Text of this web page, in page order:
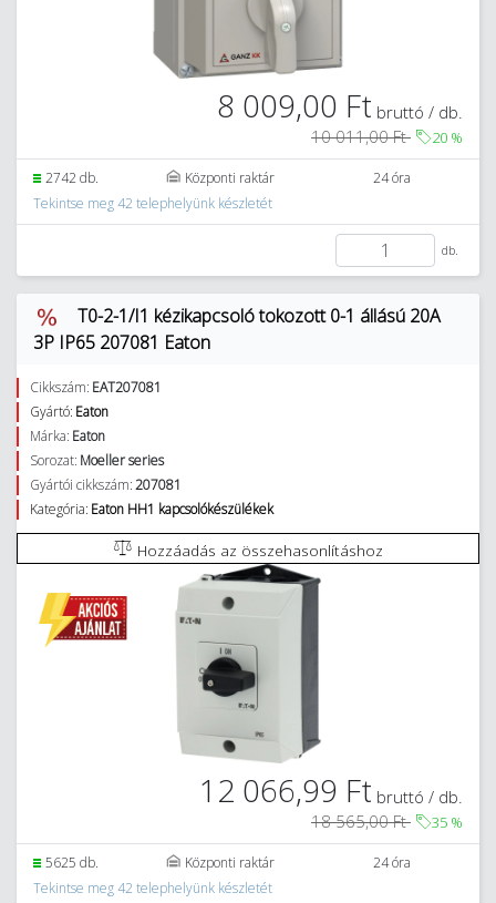
8 009,00 Ft bruttó / db.
10 011,00 Ft
20 %
2742 db. Központi raktár
24 óra
Tekintse meg 42 telephelyünk készletét
db.
T0-2-1/I1 kézikapcsoló tokozott 0-1 állású 20A
3P IP65 207081 Eaton
Cikkszám: EAT207081
Gyártó: Eaton
Márka: Eaton
Sorozat: Moeller series
Gyártói cikkszám:207081
Kategória: Eaton HH1 kapcsolókészülékek
Hozzáadás az összehasonlításhoz
12 066,99 Ft bruttó / db.
18 565,00 Ft
35 %
5625 db. Központi raktár
24 óra
Tekintse meg 42 telephelyünk készletét